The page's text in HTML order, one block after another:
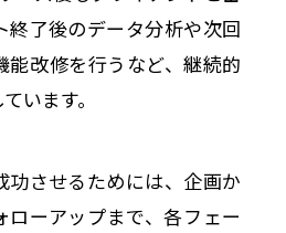
終了後のデータ分析や次回
能改修を行うなど、継続的
います。
功させるためには、企画か
ローアップまで、各フェー